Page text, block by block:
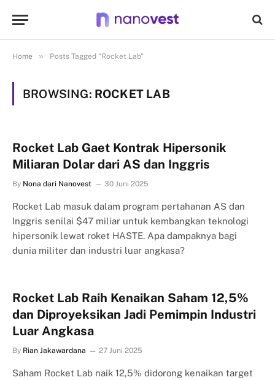
Home » Posts Tagged "Rocket Lab"
BROWSING: ROCKET LAB
Rocket Lab Gaet Kontrak Hipersonik
Miliaran Dolar dari AS dan Inggris
By Nona dari Nanovest 30 Juni 2025
Rocket Lab masuk dalam program pertahanan AS dan
Inggris senilai $47 miliar untuk kembangkan teknologi
hipersonik lewat roket HASTE. Apa dampaknya bagi
dunia militer dan industri luar angkasa?
Rocket Lab Raih Kenaikan Saham 12,5%
dan Diproyeksikan Jadi Pemimpin Industri
Luar Angkasa
By Rian Jakawardana 27 Juni 2025
Saham Rocket Lab naik 12,5% didorong kenaikan target